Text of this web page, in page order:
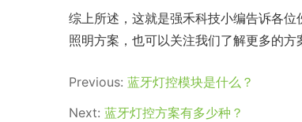
综上所述，这就是强禾科技小编告诉各
照明方案，也可以关注我们了解更多的方
Previous: 蓝牙灯控模块是什么？
Next: 蓝牙灯控方案有多少种？